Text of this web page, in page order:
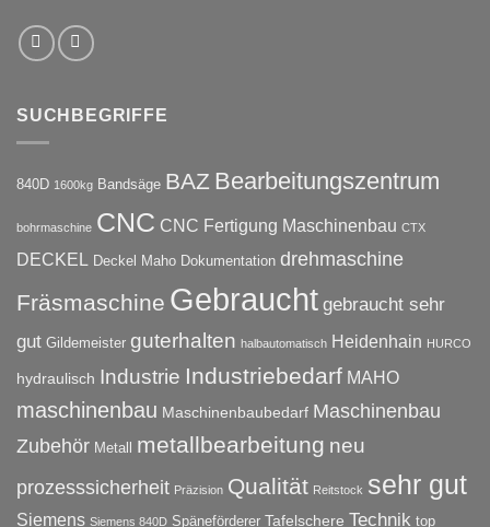
SUCHBEGRIFFE
840D 1600kg Bandsäge BAZ Bearbeitungszentrum
bohrmaschine CNC CNC Fertigung Maschinenbau CTX
DECKEL Deckel Maho Dokumentation drehmaschine
Fräsmaschine Gebraucht gebraucht sehr
gut Gildemeister guterhalten halbautomatisch Heidenhain HURCO
hydraulisch Industrie Industriebedarf MAHO
maschinenbau Maschinenbaubedarf Maschinenbau
Zubehör Metall metallbearbeitung neu
prozesssicherheit Präzision Qualität Reitstock sehr gut
Siemens Siemens 840D Späneförderer Tafelschere Technik top